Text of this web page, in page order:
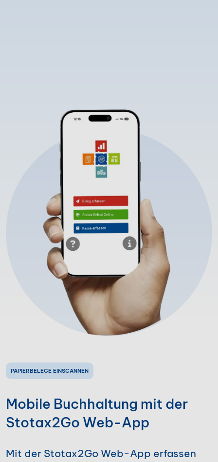
PAPIERBELEGE EINSCANNEN
Mobile Buchhaltung mit der
Stotax2Go Web-App
Mit der Stotax2Go Web-App erfassen